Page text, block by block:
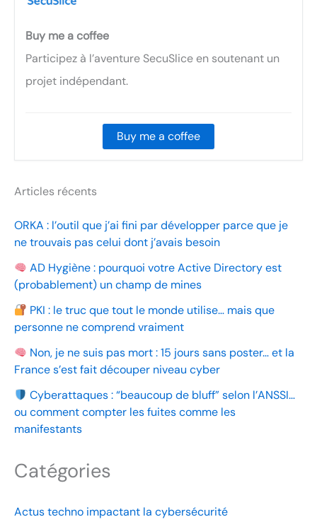
Buy me a coffee
Participez à l’aventure SecuSlice en soutenant un
projet indépendant.
Buy me a coffee
Articles récents
ORKA : l’outil que j’ai fini par développer parce que je
ne trouvais pas celui dont j’avais besoin
AD Hygiène : pourquoi votre Active Directory est
(probablement) un champ de mines
PKI : le truc que tout le monde utilise… mais que
personne ne comprend vraiment
Non, je ne suis pas mort : 15 jours sans poster… et la
France s’est fait découper niveau cyber
Cyberattaques : “beaucoup de bluff” selon l’ANSSI…
ou comment compter les fuites comme les
manifestants
Catégories
Actus techno impactant la cybersécurité